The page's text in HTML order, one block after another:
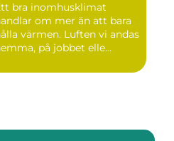
bra inomhusklimat
om mer än att bara
värmen. Luften vi andas
på jobbet elle...